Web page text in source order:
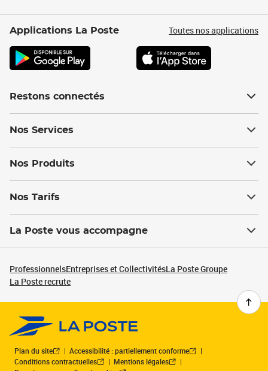
Applications La Poste Toutes nos applications
Restons connectés
Nos Services
Nos Produits
Nos Tarifs
La Poste vous accompagne
ProfessionnelsEntreprises et CollectivitésLa Poste Groupe
La Poste recrute
Plan du site
Accessibilité : partiellement conforme
Conditions contractuelles
Mentions légales